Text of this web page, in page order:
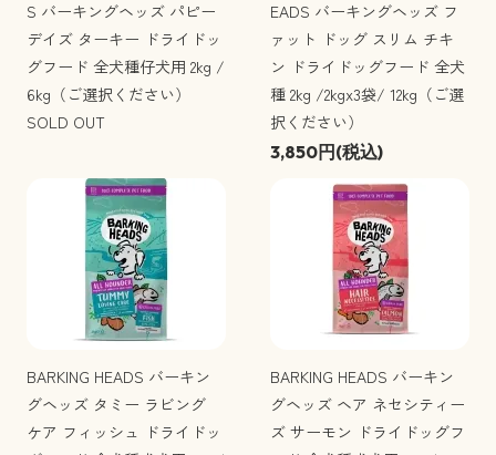
S バーキングヘッズ パピー
デイズ ターキー ドライドッ
グフード 全犬種仔犬用 2kg /
6kg（ご選択ください）
SOLD OUT
EADS バーキングヘッズ フ
ァット ドッグ スリム チキ
ン ドライドッグフード 全犬
種 2kg /2kgx3袋/ 12kg（ご選
択ください）
3,850円(税込)
BARKING HEADS バーキン
グヘッズ タミー ラビング
ケア フィッシュ ドライドッ
BARKING HEADS バーキン
グヘッズ ヘア ネセシティー
ズ サーモン ドライドッグフ